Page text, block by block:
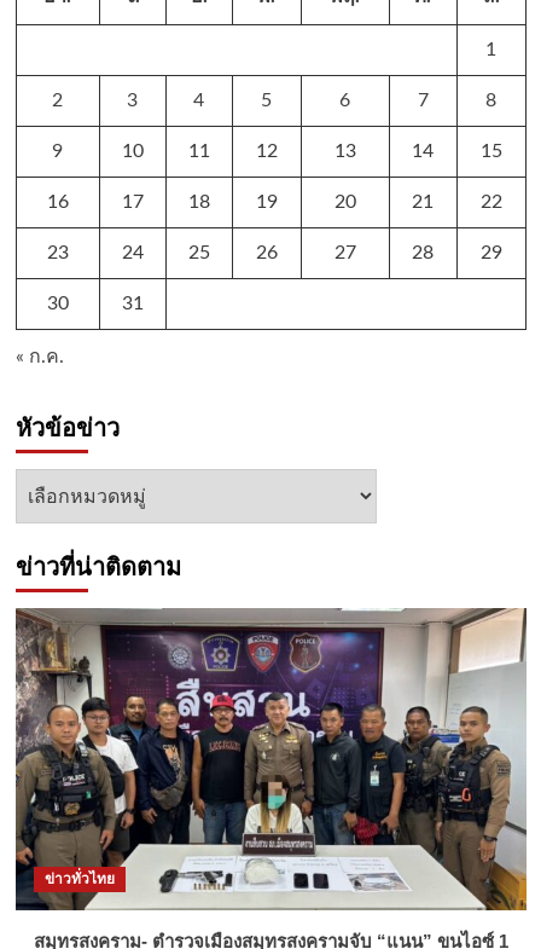
1
2 3 4 5 6 7 8
9 10 11 12 13 14 15
16 17 18 19 20 21 22
23 24 25 26 27 28 29
30 31
« ก.ค.
หัวข้อข่าว
หัวข้อ
ข่าวที่น่าติดตาม
ข่าวทั่วไทย
สมุทรสงคราม- ตำรวจเมืองสมุทรสงครามจับ “แนน” ขนไอซ์ 1